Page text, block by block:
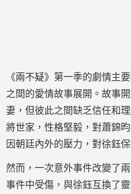
《兩不疑》第一季的劇情主
之間的愛情故事展開。故事
妻，但彼此之間缺乏信任和
將世家，性格堅毅，對蕭錦
因朝廷內外的壓力，對徐鈺保
然而，一次意外事件改變了
事件中受傷，與徐鈺互換了